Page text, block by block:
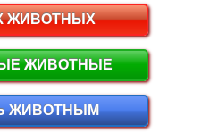
ЖИВОТНЫХ
ЖИВОТНЫЕ
ЖИВОТНЫМ